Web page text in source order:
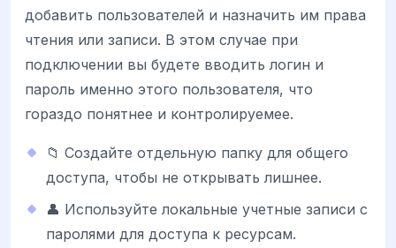
добавить пользователей и назначить им права
чтения или записи. В этом случае при
подключении вы будете вводить логин и
пароль именно этого пользователя, что
гораздо понятнее и контролируемее.
📁 Создайте отдельную папку для общего
доступа, чтобы не открывать лишнее.
👤 Используйте локальные учетные записи с
паролями для доступа к ресурсам.